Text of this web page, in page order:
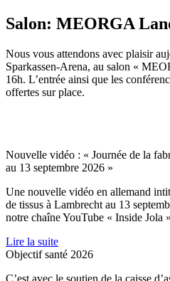
Salon: MEORGA
Nous vous attendons avec plaisir
Sparkassen-Arena, au salon «
16h. L’entrée ainsi que les
offertes sur place.
Nouvelle vidéo : « Journée de la
au 13 septembre 2026 »
Une nouvelle vidéo en allemand
de tissus à Lambrecht au 13
notre chaîne YouTube « Inside Jola
Lire la suite
Objectif santé 2026
C’est avec le soutien de la caisse